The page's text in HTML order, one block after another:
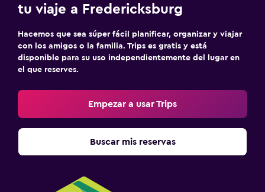
tu viaje a Fredericksburg
Hacemos que sea súper fácil planificar, organizar y viajar
con los amigos o la familia. Trips es gratis y está
disponible para su uso independientemente del lugar en
el que reserves.
Empezar a usar Trips
Buscar mis reservas